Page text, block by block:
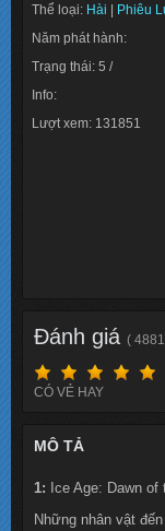
Thể loại: Hài Phiêu
Năm phát hành:
Trạng thái: 5 /
Info:
Lượt xem: 131851
Đánh giá (
CÓ VẺ HAY
MÔ TẢ
1: Ice Age: Dawn of
Những nhân vật